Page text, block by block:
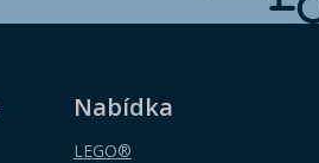
Nabídka
LEGO®